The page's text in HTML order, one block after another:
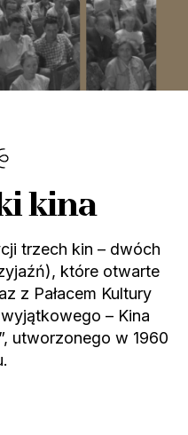
kina
trzech kin – dwóch
które otwarte
z Pałacem Kultury
– Kina
utworzonego w 1960